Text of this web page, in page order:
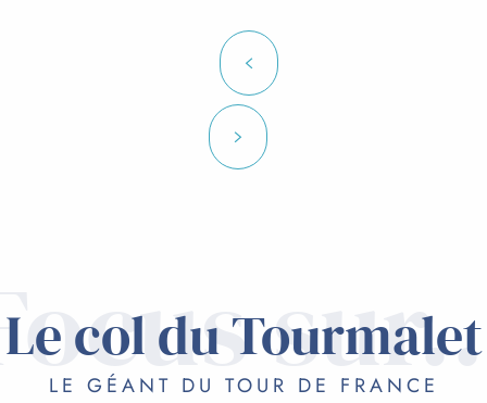
Le col du Tourmalet
LE GÉANT DU TOUR DE FRANCE